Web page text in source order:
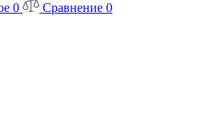
0 Сравнение 0